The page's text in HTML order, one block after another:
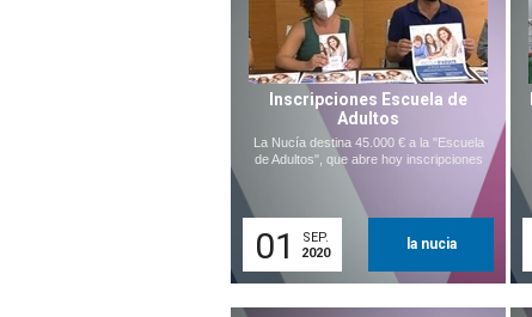
Inscripciones Escuela de
Adultos
La Nucía destina 45.000 € a la "Escuela
de Adultos", que abre hoy inscripciones
01
SEP.
2020
la nucia